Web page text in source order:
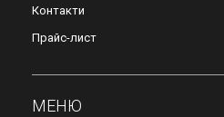
Контакти
Прайс-лист
МЕНЮ